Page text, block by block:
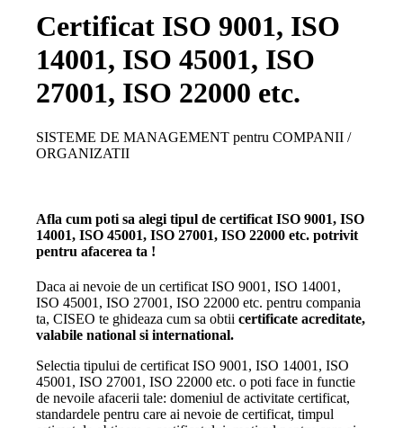
Certificat ISO 9001, ISO
14001, ISO 45001, ISO
27001, ISO 22000 etc.
SISTEME DE MANAGEMENT pentru COMPANII /
ORGANIZATII
Afla cum poti sa alegi tipul de certificat ISO 9001, ISO
14001, ISO 45001, ISO 27001, ISO 22000 etc. potrivit
pentru afacerea ta !
Daca ai nevoie de un certificat ISO 9001, ISO 14001,
ISO 45001, ISO 27001, ISO 22000 etc. pentru compania
ta, CISEO te ghideaza cum sa obtiicertificate acreditate,
valabile national si international.
Selectia tipului de certificat ISO 9001, ISO 14001, ISO
45001, ISO 27001, ISO 22000 etc. o poti face in functie
de nevoile afacerii tale: domeniul de activitate certificat,
standardele pentru care ai nevoie de certificat, timpul